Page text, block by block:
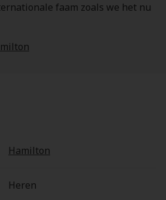
faam zoals we het nu
Hamilton
Heren